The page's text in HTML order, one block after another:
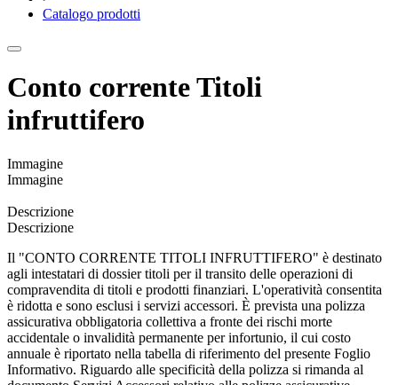
Catalogo prodotti
Conto corrente Titoli
infruttifero
Immagine
Immagine
Descrizione
Descrizione
Il "CONTO CORRENTE TITOLI INFRUTTIFERO" è destinato
agli intestatari di dossier titoli per il transito delle operazioni di
compravendita di titoli e prodotti finanziari. L'operatività consentita
è ridotta e sono esclusi i servizi accessori. È prevista una polizza
assicurativa obbligatoria collettiva a fronte dei rischi morte
accidentale o invalidità permanente per infortunio, il cui costo
annuale è riportato nella tabella di riferimento del presente Foglio
Informativo. Riguardo alle specificità della polizza si rimanda al